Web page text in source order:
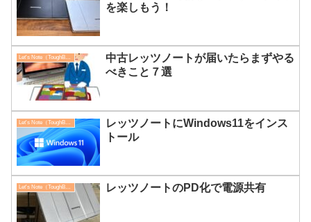
を楽しもう！
Let's Note（ToughBook）
中古レッツノートが届いたらまずやる
べきこと７選
レッツノートにWindows11をインス
トール
Let's Note（ToughBook） レッツノートのPD化で電源共有